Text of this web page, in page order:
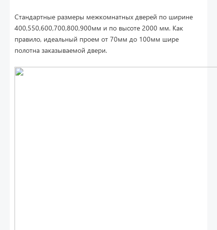
Стандартные размеры межкомнатных дверей по ширине
400,550,600,700,800,900мм и по высоте 2000 мм. Как
правило, идеальный проем от 70мм до 100мм шире
полотна заказываемой двери.